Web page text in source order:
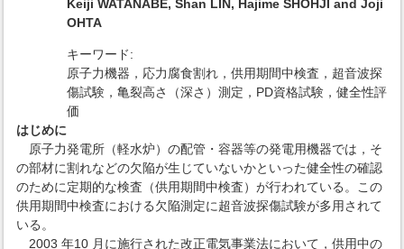
Keiji WATANABE, Shan LIN, Hajime SHOHJI and Joji
OHTA
キーワード:
原子力機器，応力腐食割れ，供用期間中検査，超音波探
傷試験，亀裂高さ（深さ）測定，PD資格試験，健全性評
価
はじめに
原子力発電所（軽水炉）の配管・容器等の発電用機器では，そ
の部材に割れなどの欠陥が生じていないかといった健全性の確認
のために定期的な検査（供用期間中検査）が行われている。この
供用期間中検査における欠陥測定に超音波探傷試験が多用されて
いる。
2003 年10 月に施行された改正電気事業法において，供用中の